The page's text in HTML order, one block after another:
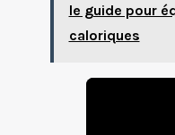
le guide pour
caloriques